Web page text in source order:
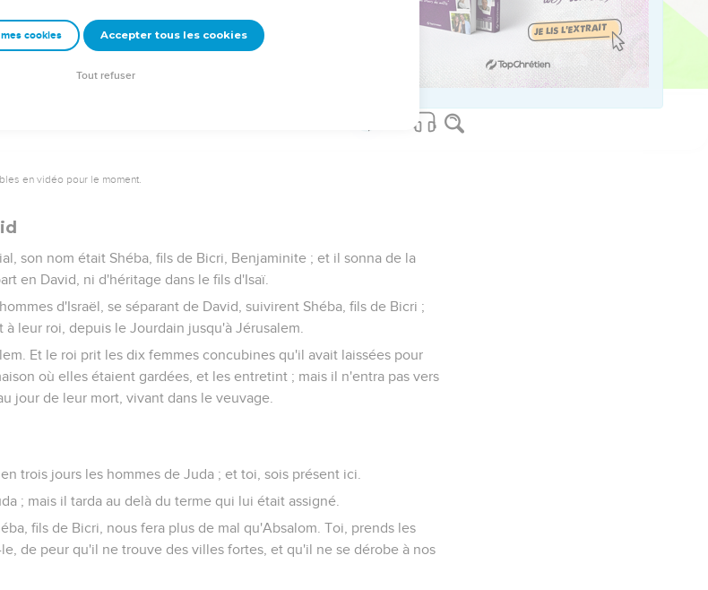
hommes de Juda, et dirent : J'ai dix parts au roi, et aussi en David j'ai
? Et ma parole n'a-t-elle pas été la première pour ramener mon roi ?
dure que le parole des hommes d'Israël.
en vidéo pour le moment.
son nom était Shéba, fils de Bicri, Benjaminite ; et il sonna de la
en David, ni d'héritage dans le fils d'Isaï.
d'Israël, se séparant de David, suivirent Shéba, fils de Bicri ;
leur roi, depuis le Jourdain jusqu'à Jérusalem.
Et le roi prit les dix femmes concubines qu'il avait laissées pour
où elles étaient gardées, et les entretint ; mais il n'entra pas vers
jour de leur mort, vivant dans le veuvage.
trois jours les hommes de Juda ; et toi, sois présent ici.
; mais il tarda au delà du terme qui lui était assigné.
fils de Bicri, nous fera plus de mal qu'Absalom. Toi, prends les
de peur qu'il ne trouve des villes fortes, et qu'il ne se dérobe à nos
cookies Accepter tous les cookies
Tout refuser